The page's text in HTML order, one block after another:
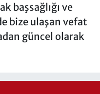
başsağlığı ve
bize ulaşan vefat
güncel olarak